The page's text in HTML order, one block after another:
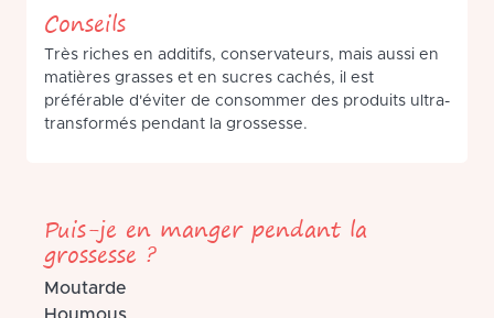
Conseils
Très riches en additifs, conservateurs, mais aussi en
matières grasses et en sucres cachés, il est
préférable d'éviter de consommer des produits ultra-
transformés pendant la grossesse.
Puis-je en manger pendant la
grossesse ?
Moutarde